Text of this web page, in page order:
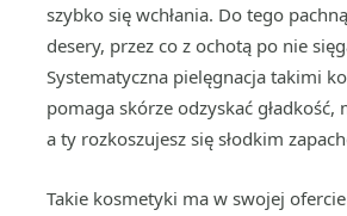
szybko się wchłania. Do tego
desery, przez co z ochotą po nie
Systematyczna pielęgnacja takimi
pomaga skórze odzyskać gładkość,
a ty rozkoszujesz się słodkim
Takie kosmetyki ma w swojej